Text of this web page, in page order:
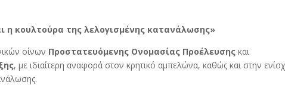
η κουλτούρα της λελογισμένης κατανάλωσης»
οίνων Προστατευόμενης Ονομασίας Προέλευσης και
, με ιδιαίτερη αναφορά στον κρητικό αμπελώνα, καθώς και στην